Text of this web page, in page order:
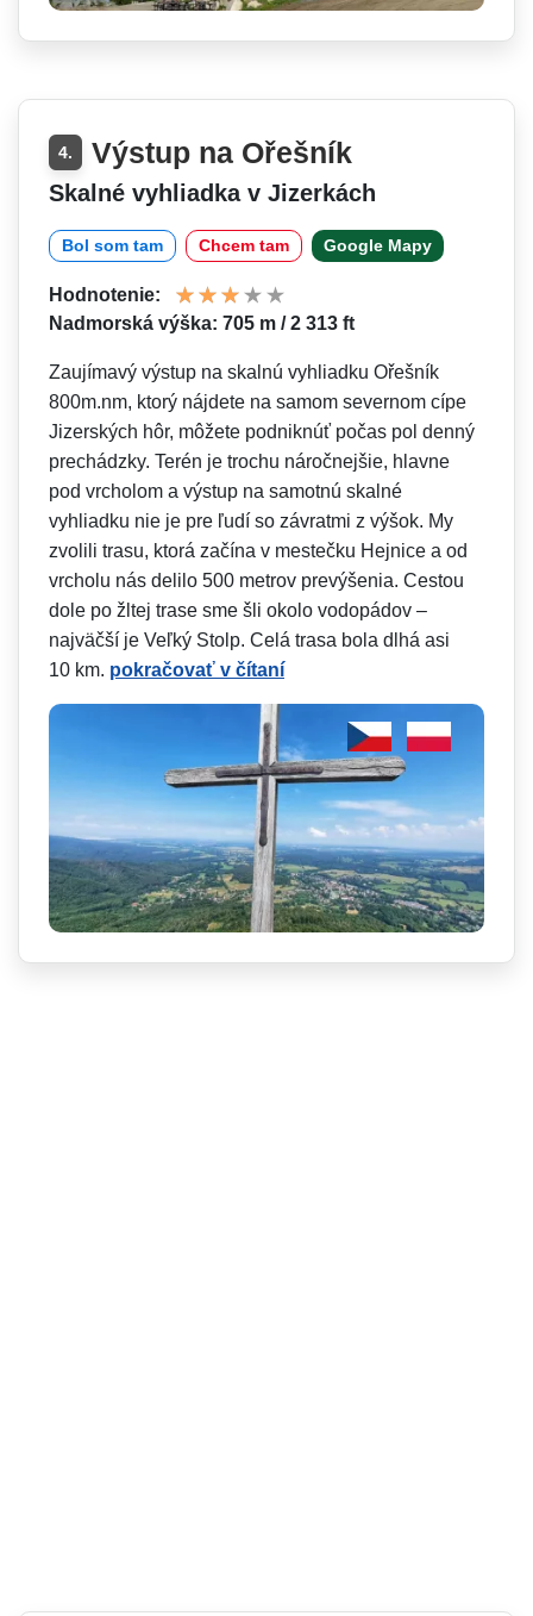
4. Výstup na Ořešník
Skalné vyhliadka v Jizerkách
Bol som tam Chcem tam Google Mapy
Hodnotenie:
Nadmorská výška: 705 m / 2 313 ft
Zaujímavý výstup na skalnú vyhliadku Ořešník
800m.nm, ktorý nájdete na samom severnom cípe
Jizerských hôr, môžete podniknúť počas pol denný
prechádzky. Terén je trochu náročnejšie, hlavne
pod vrcholom a výstup na samotnú skalné
vyhliadku nie je pre ľudí so závratmi z výšok. My
zvolili trasu, ktorá začína v mestečku Hejnice a od
vrcholu nás delilo 500 metrov prevýšenia. Cestou
dole po žltej trase sme šli okolo vodopádov –
najväčší je Veľký Stolp. Celá trasa bola dlhá asi
10 km. pokračovať v čítaní